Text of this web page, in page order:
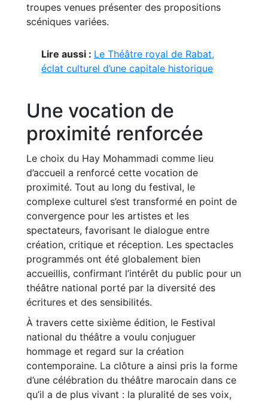
troupes venues présenter des propositions
scéniques variées.
Lire aussi : Le Théâtre royal de Rabat,
éclat culturel d’une capitale historique
Une vocation de
proximité renforcée
Le choix du Hay Mohammadi comme lieu
d’accueil a renforcé cette vocation de
proximité. Tout au long du festival, le
complexe culturel s’est transformé en point de
convergence pour les artistes et les
spectateurs, favorisant le dialogue entre
création, critique et réception. Les spectacles
programmés ont été globalement bien
accueillis, confirmant l’intérêt du public pour un
théâtre national porté par la diversité des
écritures et des sensibilités.
À travers cette sixième édition, le Festival
national du théâtre a voulu conjuguer
hommage et regard sur la création
contemporaine. La clôture a ainsi pris la forme
d’une célébration du théâtre marocain dans ce
qu’il a de plus vivant : la pluralité de ses voix,